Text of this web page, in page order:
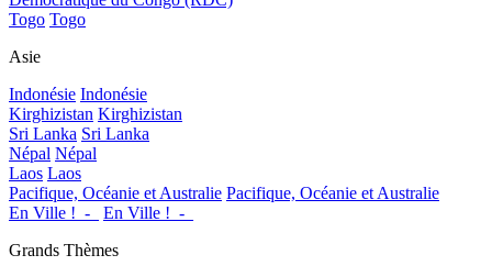
Togo Togo
Asie
Indonésie Indonésie
Kirghizistan Kirghizistan
Sri Lanka Sri Lanka
Népal Népal
Laos Laos
Pacifique, Océanie et Australie Pacifique, Océanie et Australie
En Ville !_-_
En Ville !_-_
Grands Thèmes